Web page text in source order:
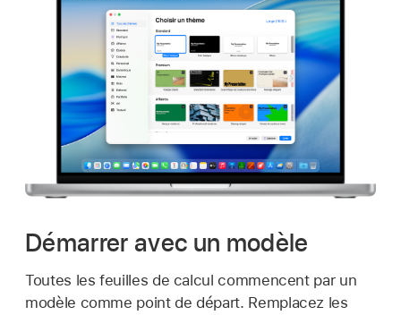
Démarrer avec un modèle
Toutes les feuilles de calcul commencent par un
modèle comme point de départ. Remplacez les